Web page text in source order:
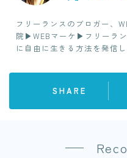
フリーランスのブロガー、
院▶︎WEBマーケ▶︎フリーラ
に自由に生きる方法を発信し
SHARE